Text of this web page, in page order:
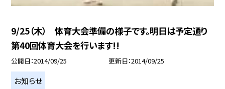
9/25（木） 体育大会準備の様子です。明日は予定通り
第40回体育大会を行います!!
公開日 2014/09/25 更新日 2014/09/25
お知らせ